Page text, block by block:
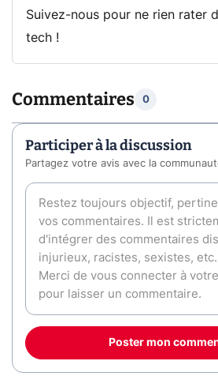
Suivez-nous pour ne rien rater
tech !
Commentaires 0
Participer à la discussion
Partagez votre avis avec la
Poster mon